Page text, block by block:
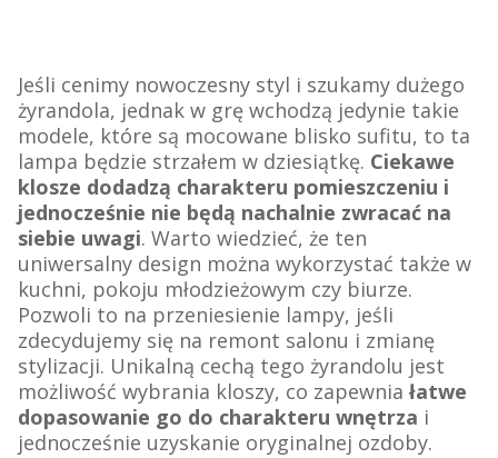
Jeśli cenimy nowoczesny styl i szukamy dużego
żyrandola, jednak w grę wchodzą jedynie takie
modele, które są mocowane blisko sufitu, to ta
lampa będzie strzałem w dziesiątkę. Ciekawe
klosze dodadzą charakteru pomieszczeniu i
jednocześnie nie będą nachalnie zwracać na
siebie uwagi. Warto wiedzieć, że ten
uniwersalny design można wykorzystać także w
kuchni, pokoju młodzieżowym czy biurze.
Pozwoli to na przeniesienie lampy, jeśli
zdecydujemy się na remont salonu i zmianę
stylizacji. Unikalną cechą tego żyrandolu jest
możliwość wybrania kloszy, co zapewnia łatwe
dopasowanie go do charakteru wnętrza i
jednocześnie uzyskanie oryginalnej ozdoby.